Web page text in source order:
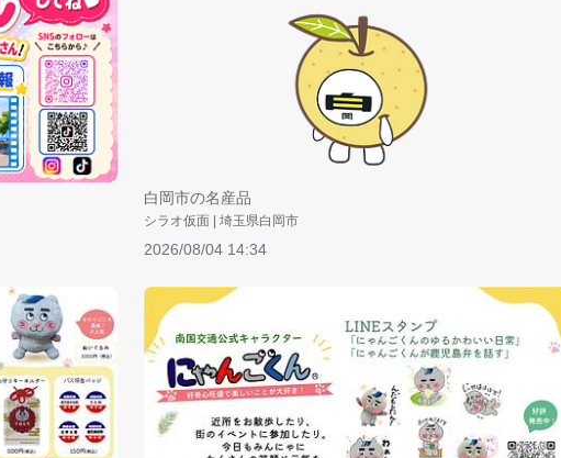
白岡市の名産品
シラオ仮面 | 埼玉県白岡市
2026/08/04 14:34